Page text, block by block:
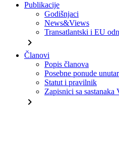
Publikacije
Godišnjaci
News&Views
Transatlantski i EU
chevron_right
Članovi
Popis članova
Posebne ponude
Statut i pravilnik
Zapisnici sa sastanaka
chevron_right